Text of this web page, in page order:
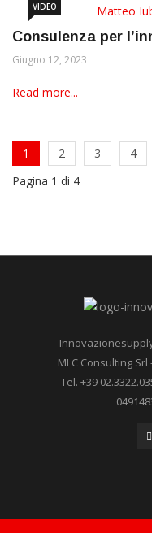
VIDEO
Consulenza per
Giugno 12, 2023
Read more...
1 2 3 4
Pagina 1 di 4
MLC Consulting
Tel. +39